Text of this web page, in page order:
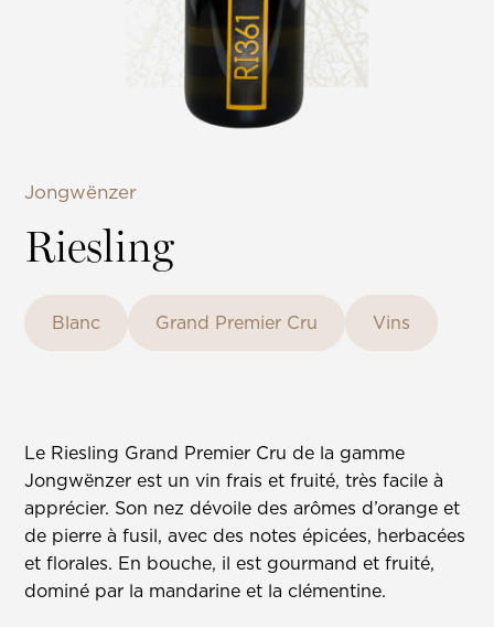
Jongwënzer
Riesling
Blanc Grand Premier Cru Vins
Le Riesling Grand Premier Cru de la gamme
Jongwënzer est un vin frais et fruité, très facile à
apprécier. Son nez dévoile des arômes d’orange et
de pierre à fusil, avec des notes épicées, herbacées
et florales. En bouche, il est gourmand et fruité,
dominé par la mandarine et la clémentine.